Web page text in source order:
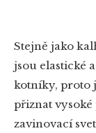
Stejně jako
jsou elastické
kotníky, proto
přiznat vysoké
zavinovací